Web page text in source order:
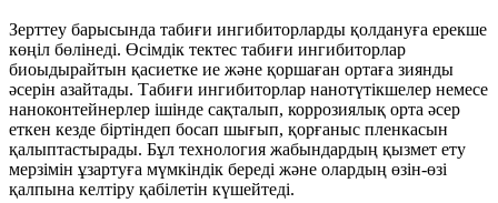
Зерттеу барысында табиғи ингибиторларды қолдануға ерекше
көңіл бөлінеді. Өсімдік тектес табиғи ингибиторлар
биоыдырайтын қасиетке ие және қоршаған ортаға зиянды
әсерін азайтады. Табиғи ингибиторлар нанотүтікшелер немесе
наноконтейнерлер ішінде сақталып, коррозиялық орта әсер
еткен кезде біртіндеп босап шығып, қорғаныс пленкасын
қалыптастырады. Бұл технология жабындардың қызмет ету
мерзімін ұзартуға мүмкіндік береді және олардың өзін-өзі
қалпына келтіру қабілетін күшейтеді.